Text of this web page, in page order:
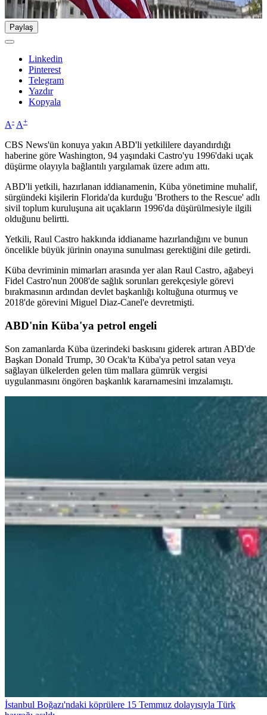
Paylaş
Linkedin
Pinterest
Telegram
Yazdır
Kopyala
A- A+
CBS News'ün konuya yakın ABD'li yetkililere dayandırdığı
haberine göre Washington, 94 yaşındaki Castro'yu 1996'daki uçak
düşürme olayıyla bağlantılı yargılamak üzere adım attı.
ABD'li yetkili, hazırlanan iddianamenin, Küba yönetimine muhalif,
sürgündeki kişilerin Florida'da kurduğu 'Brothers to the Rescue' adlı
sivil toplum kuruluşuna ait uçakların 1996'da düşürülmesiyle ilgili
olduğunu belirtti.
Yetkili, Raul Castro hakkında iddianame hazırlandığını ve bunun
öncelikle büyük jürinin onayına sunulması gerektiğini dile getirdi.
Küba devriminin mimarları arasında yer alan Raul Castro, ağabeyi
Fidel Castro'nun 2008'de sağlık sorunları gerekçesiyle görevi
bırakmasının ardından devlet başkanlığı koltuğuna oturmuş ve
2018'de görevini Miguel Diaz-Canel'e devretmişti.
ABD'nin Küba'ya petrol engeli
Son zamanlarda Küba üzerindeki baskısını giderek artıran ABD'de
Başkan Donald Trump, 30 Ocak'ta Küba'ya petrol satan veya
sağlayan ülkelerden gelen tüm mallara gümrük vergisi
uygulanmasını öngören başkanlık kararnamesini imzalamıştı.
İstanbul Boğazı'ndaki köprülere 15 Temmuz dolayısıyla Türk